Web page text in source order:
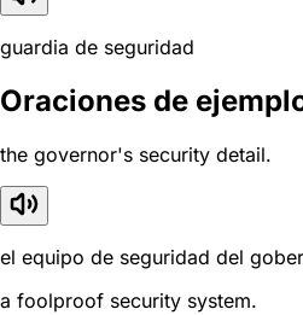
guardia de seguridad
Oraciones de
the governor's security detail.
el equipo de seguridad del
a foolproof security system.